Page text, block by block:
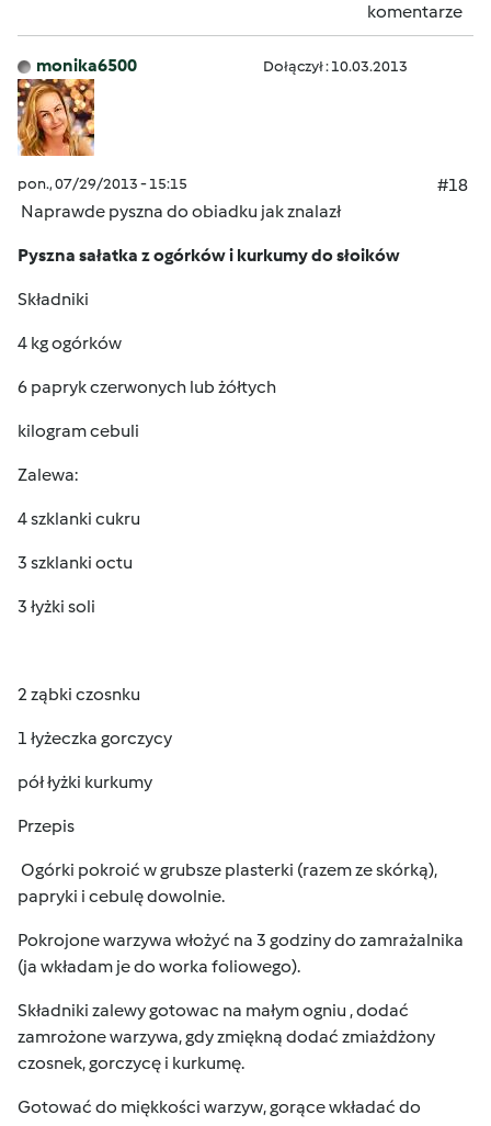
komentarze
monika6500 Dołączył : 10.03.2013
pon., 07/29/2013 - 15:15
#18
Naprawde pyszna do obiadku jak znalazł
Pyszna sałatka z ogórków i kurkumy do słoików
Składniki
4 kg ogórków
6 papryk czerwonych lub żółtych
kilogram cebuli
Zalewa:
4 szklanki cukru
3 szklanki octu
3 łyżki soli
2 ząbki czosnku
1 łyżeczka gorczycy
pół łyżki kurkumy
Przepis
Ogórki pokroić w grubsze plasterki (razem ze skórką),
papryki i cebulę dowolnie.
Pokrojone warzywa włożyć na 3 godziny do zamrażalnika
(ja wkładam je do worka foliowego).
Składniki zalewy gotowac na małym ogniu , dodać
zamrożone warzywa, gdy zmiękną dodać zmiażdżony
czosnek, gorczycę i kurkumę.
Gotować do miękkości warzyw, gorące wkładać do